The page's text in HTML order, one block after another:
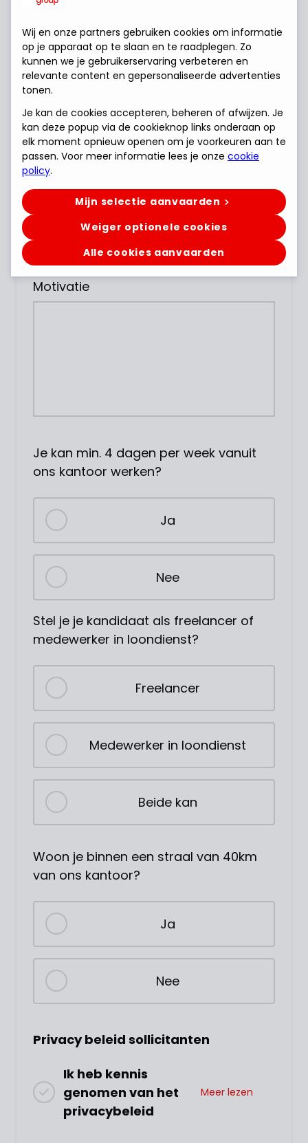
Profiel kandidaat
curriculum vitae
Sleep je bestanden
hier om te
uploaden
of Bladeren
Motivatie
Je kan min. 4 dagen per week vanuit
ons kantoor werken?
Ja
Nee
Stel je je kandidaat als freelancer of
medewerker in loondienst?
Freelancer
Medewerker in loondienst
Beide kan
Woon je binnen een straal van 40km
van ons kantoor?
Ja
Nee
Privacy beleid sollicitanten
Ik heb kennis
genomen van het
privacybeleid
Meer lezen
Wij en onze partners gebruiken cookies om informatie
op je apparaat op te slaan en te raadplegen. Zo
kunnen we je gebruikerservaring verbeteren en
relevante content en gepersonaliseerde advertenties
tonen.
Je kan de cookies accepteren, beheren of afwijzen. Je
kan deze popup via de cookieknop links onderaan op
elk moment opnieuw openen om je voorkeuren aan te
passen. Voor meer informatie lees je onze cookie
policy.
Mijn selectie aanvaarden
Weiger optionele cookies
Alle cookies aanvaarden